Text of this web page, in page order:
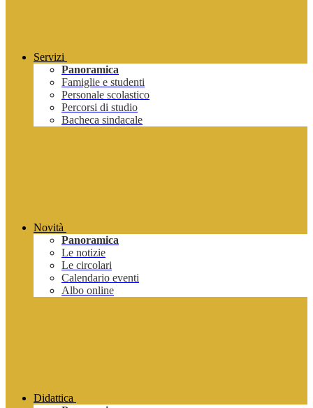
Servizi
Panoramica
Famiglie e studenti
Personale scolastico
Percorsi di studio
Bacheca sindacale
Novità
Panoramica
Le notizie
Le circolari
Calendario eventi
Albo online
Didattica